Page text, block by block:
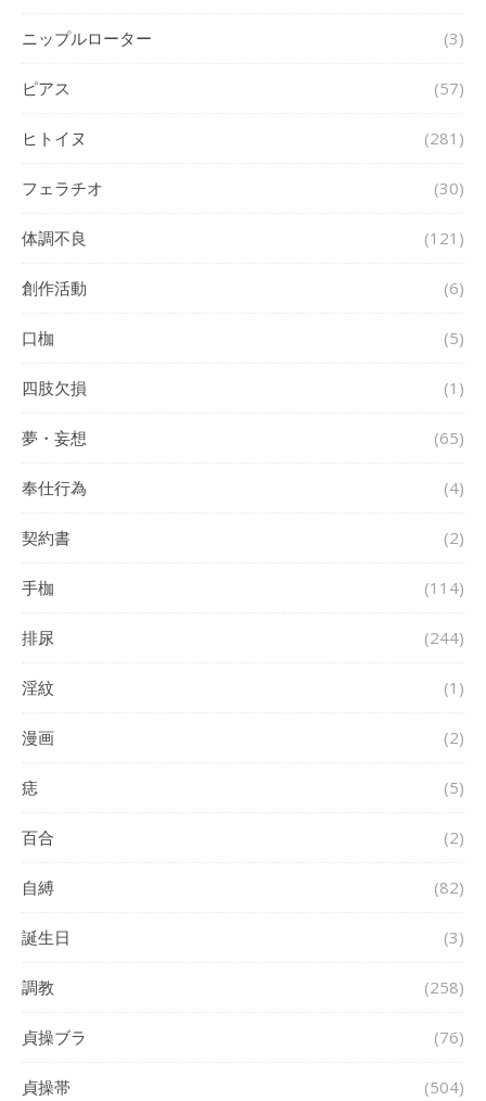
ニップルローター (3)
ピアス (57)
ヒトイヌ (281)
フェラチオ (30)
体調不良 (121)
創作活動 (6)
口枷 (5)
四肢欠損 (1)
夢・妄想 (65)
奉仕行為 (4)
契約書 (2)
手枷 (114)
排尿 (244)
淫紋 (1)
漫画 (2)
痣 (5)
百合 (2)
自縛 (82)
誕生日 (3)
調教 (258)
貞操ブラ (76)
貞操帯 (504)